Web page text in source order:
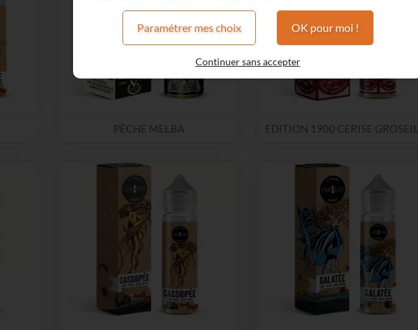
PÊCHE MELBA
Paramétrer mes choix OK pour moi !
Continuer sans accepter